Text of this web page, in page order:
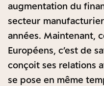
augmentation du
secteur
années. Maintenant,
Européens, c’est de
conçoit ses relations
se pose en même